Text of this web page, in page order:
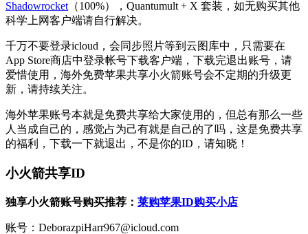
Shadowrocket （100%），Quantumult + X 套装，如无购买其他
科学上网客户端请自行解决。
千万不要登录icloud，会同步照片等到云图库中，只需要在
App Store商店中登录帐号下载客户端，下载完退出账号，请
爱惜使用，海外免费苹果共享小火箭账号会不定期的升级更
新，请持续关注。
海外苹果账号本就是免费共享给大家使用的，但总有那么一些
人当成自己的，感觉占为己有就是自己的了吗，这是免费共享
的福利，下载一下就退出，不是你的ID，请知晓！
小火箭共享ID
独享小火箭账号购买推荐： 莱购苹果ID购买小店
账号：DeborazpiHarr967@icloud.com